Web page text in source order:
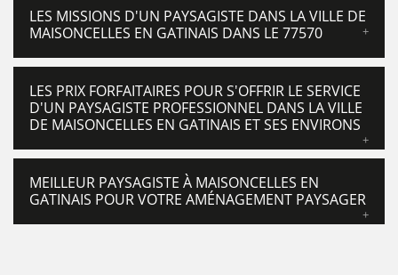
LES MISSIONS D'UN PAYSAGISTE DANS LA VILLE DE
MAISONCELLES EN GATINAIS DANS LE 77570
LES PRIX FORFAITAIRES POUR S'OFFRIR LE SERVICE
D'UN PAYSAGISTE PROFESSIONNEL DANS LA VILLE
DE MAISONCELLES EN GATINAIS ET SES ENVIRONS
MEILLEUR PAYSAGISTE À MAISONCELLES EN
GATINAIS POUR VOTRE AMÉNAGEMENT PAYSAGER